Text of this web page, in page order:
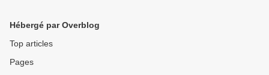
Hébergé par Overblog
Top articles
Pages